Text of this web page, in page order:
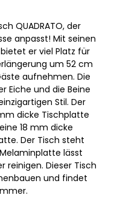
QUADRATO, der
anpasst! Mit seinen
er viel Platz für
um 52 cm
aufnehmen. Die
Eiche und die Beine
Stil. Der
dicke Tischplatte
18 mm dicke
Der Tisch steht
lässt
reinigen. Dieser Tisch
und findet